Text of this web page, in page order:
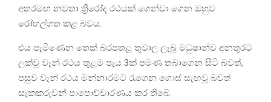
අතරමඟ නවතා ත්‍රිරෝද රථයක් ගෙන්වා ගෙන ඔහුව
රෝහල්ගත කළ බවය.
එය පැමිණෙන තෙක් බරපතළ තුවාල ලැබූ මධුෂාන්ව අනතුරට
ලක්වූ වෑන් රථය තුළම පැය 3ක් පමණ තබාගෙන සිටි බවත්,
පසුව වෑන් රථය මන්නාරමට රැගෙන ගොස් සැඟවූ බවත්
සැකකරුවන් පාපොච්චාරණය කර තිබේ.